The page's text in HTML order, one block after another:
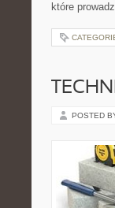
które
POSTED